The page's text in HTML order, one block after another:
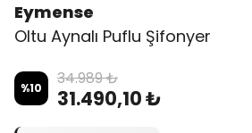
Eymense
Oltu Aynalı Puflu Şifonyer
%10 34.989 ₺
31.490,10 ₺